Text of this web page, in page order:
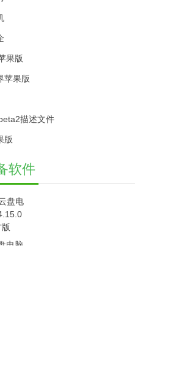
果版
苹果版
描述文件
版
软件
电脑